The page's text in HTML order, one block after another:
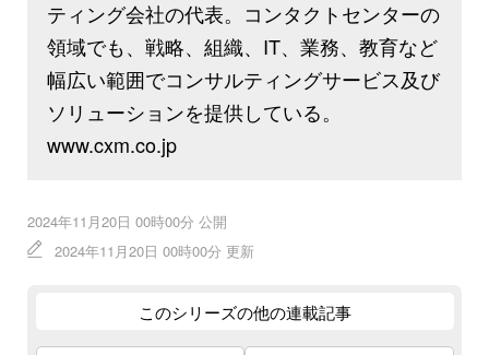
ティング会社の代表。コンタクトセンターの
領域でも、戦略、組織、IT、業務、教育など
幅広い範囲でコンサルティングサービス及び
ソリューションを提供している。
www.cxm.co.jp
2024年11月20日 00時00分 公開
2024年11月20日 00時00分 更新
このシリーズの他の連載記事